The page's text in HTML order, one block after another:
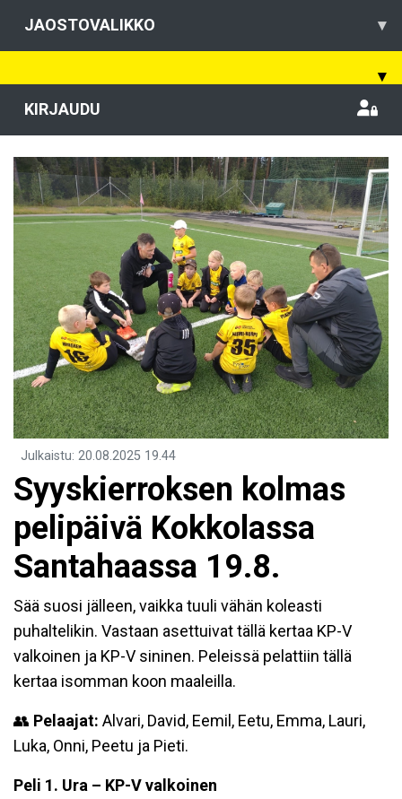
JAOSTOVALIKKO ▾
▾
KIRJAUDU
Julkaistu: 20.08.2025 19.44
Syyskierroksen kolmas
pelipäivä Kokkolassa
Santahaassa 19.8.
Sää suosi jälleen, vaikka tuuli vähän koleasti
puhaltelikin. Vastaan asettuivat tällä kertaa KP-V
valkoinen ja KP-V sininen. Peleissä pelattiin tällä
kertaa isomman koon maaleilla.
👥 Pelaajat: Alvari, David, Eemil, Eetu, Emma, Lauri,
Luka, Onni, Peetu ja Pieti.
Peli 1. Ura – KP-V valkoinen